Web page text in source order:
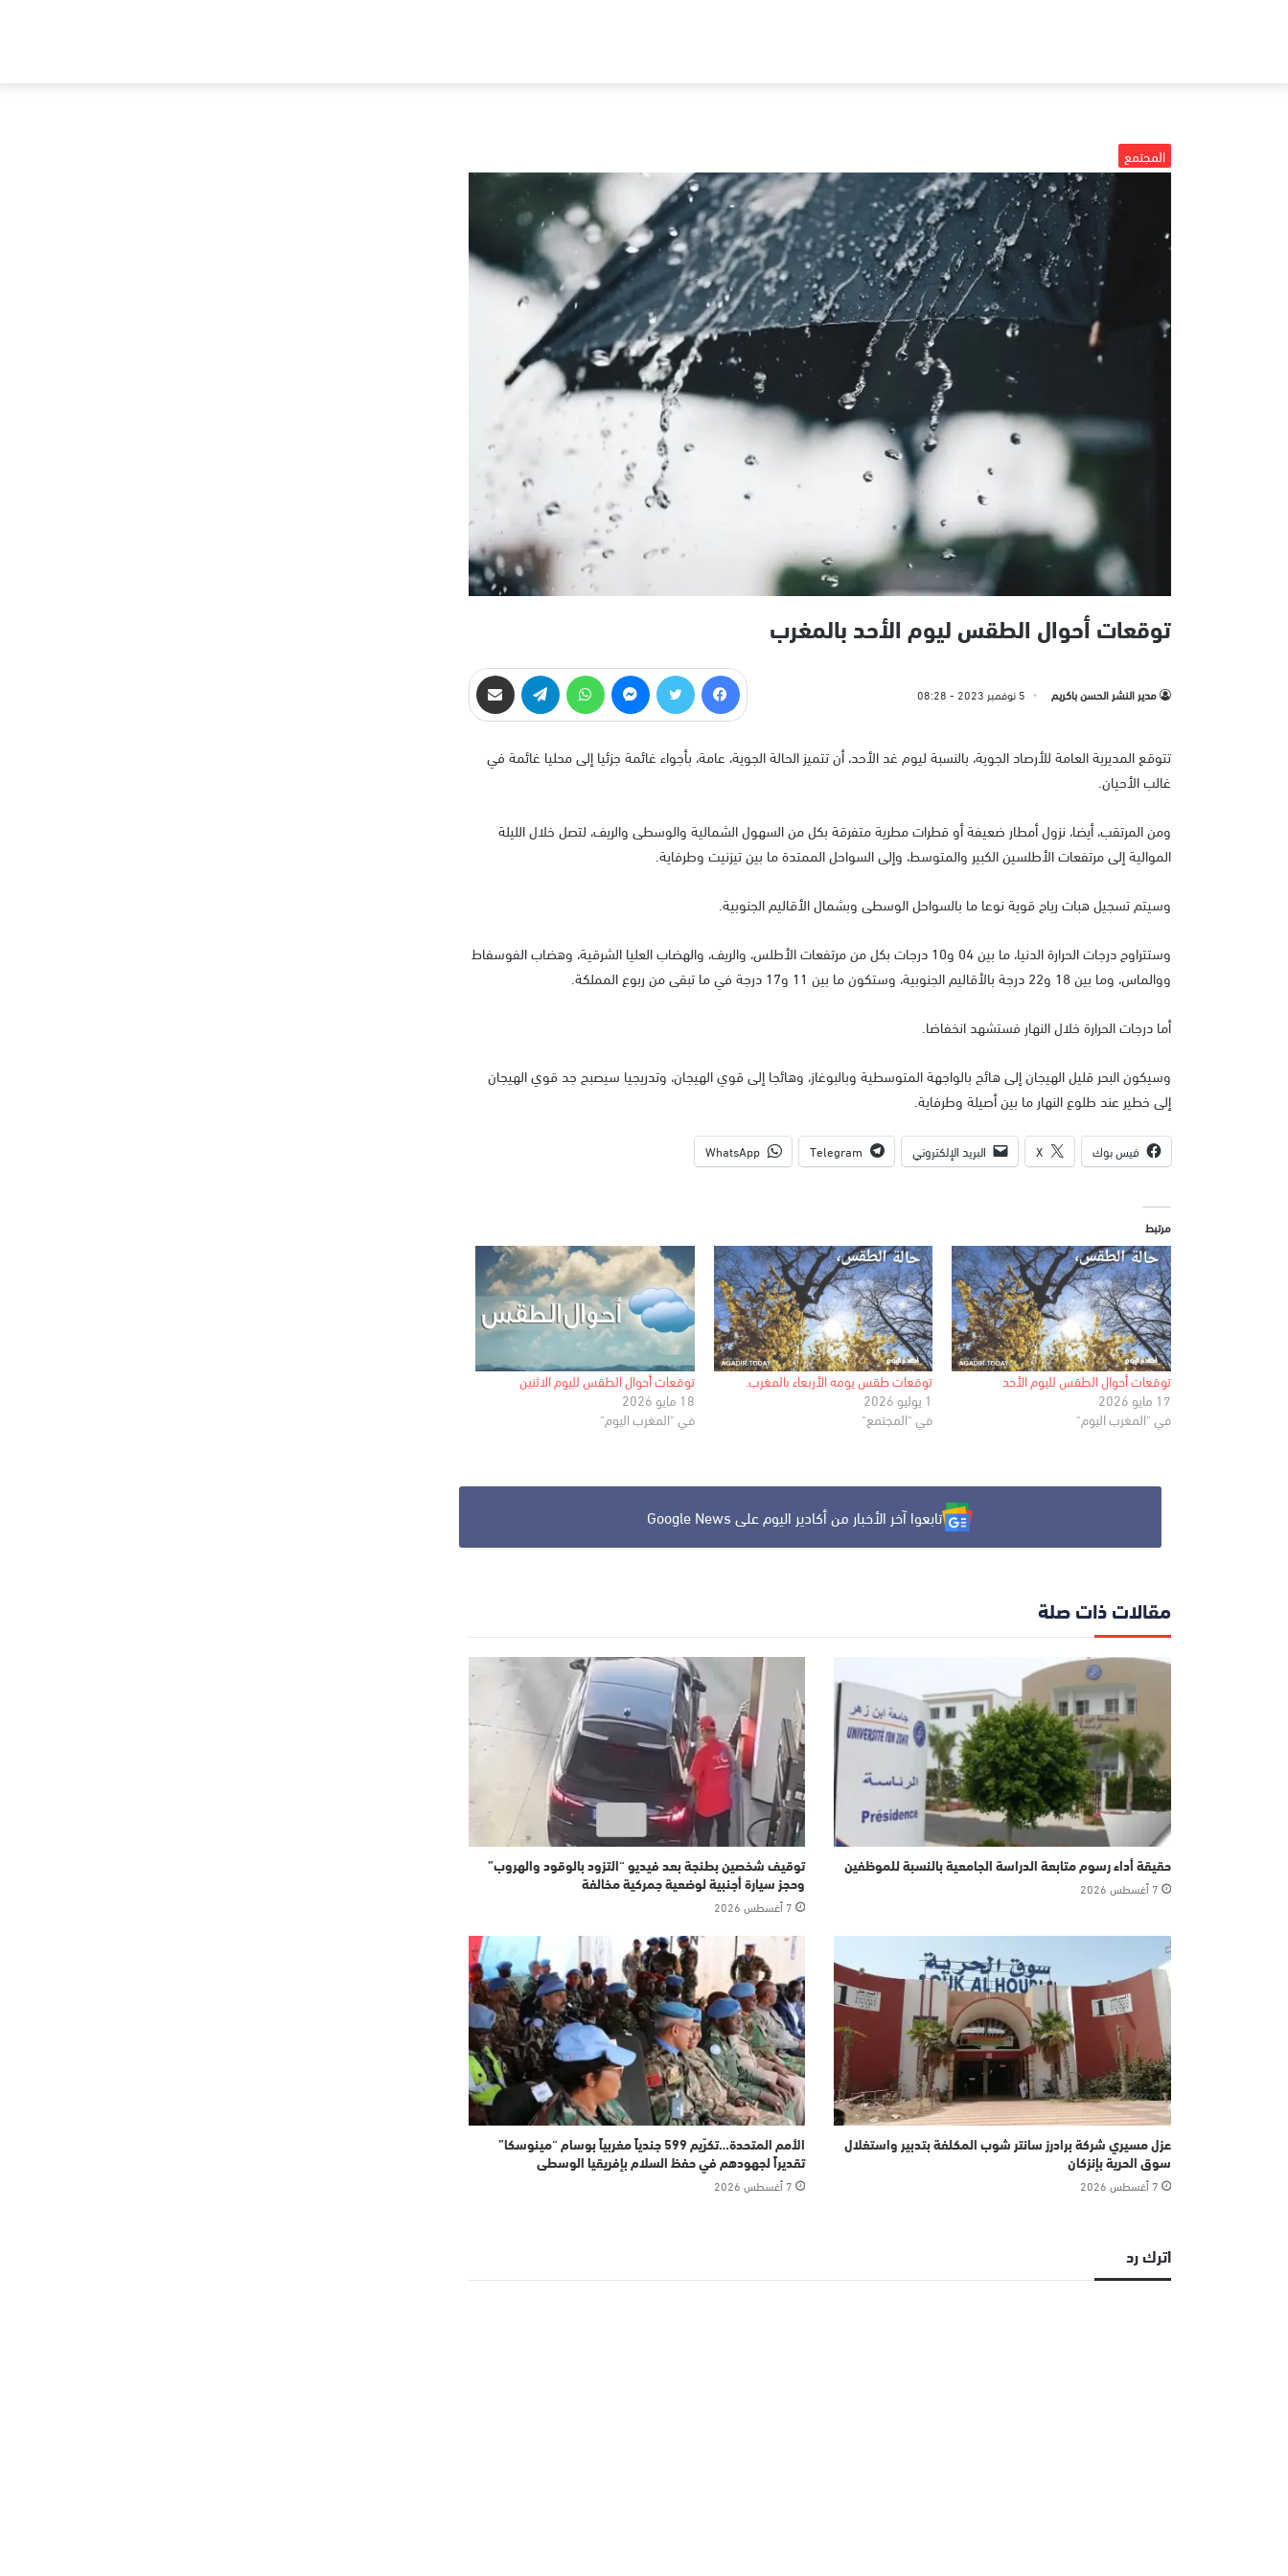
المجتمع
توقعات أحوال الطقس ليوم الأحد بالمغرب
مدير النشر الحسن باكريم 5 نوفمبر 2023 - 08:28
فيسبوكتويتر ماسنجر واتساب تيلقرام مشاركة عبر البريد
تتوقع المديرية العامة للأرصاد الجوية، بالنسبة ليوم غد الأحد، أن تتميز الحالة الجوية، عامة، بأجواء غائمة جزئيا إلى محليا غائمة في
غالب الأحيان.
ومن المرتقب، أيضا، نزول أمطار ضعيفة أو قطرات مطرية متفرقة بكل من السهول الشمالية والوسطى والريف، لتصل خلال الليلة
الموالية إلى مرتفعات الأطلسين الكبير والمتوسط، وإلى السواحل الممتدة ما بين تيزنيت وطرفاية.
وسيتم تسجيل هبات رياح قوية نوعا ما بالسواحل الوسطى وبشمال الأقاليم الجنوبية.
وستتراوح درجات الحرارة الدنيا، ما بين 04 و10 درجات بكل من مرتفعات الأطلس، والريف، والهضاب العليا الشرقية، وهضاب الفوسفاط
ووالماس، وما بين 18 و22 درجة بالأقاليم الجنوبية، وستكون ما بين 11 و17 درجة في ما تبقى من ربوع المملكة.
أما درجات الحرارة خلال النهار فستشهد انخفاضا.
وسيكون البحر قليل الهيجان إلى هائج بالواجهة المتوسطية وبالبوغاز، وهائجا إلى قوي الهيجان، وتدريجيا سيصبح جد قوي الهيجان
إلى خطير عند طلوع النهار ما بين أصيلة وطرفاية.
فيس بوك X البريد الإلكتروني Telegram
WhatsApp
مرتبط
توقعات أحوال الطقس لليوم الأحد
17 مايو 2026
في "المغرب اليوم"
توقعات طقس يومه الأربعاء بالمغرب.
1 يوليو 2026
في "المجتمع"
توقعات أحوال الطقس لليوم الاثنين
18 مايو 2026
في "المغرب اليوم"
تابعوا آخر الأخبار من أكادير اليوم على Google News
مقالات ذات صلة
حقيقة أداء رسوم متابعة الدراسة الجامعية بالنسبة للموظفين
7 أغسطس 2026
توقيف شخصين بطنجة بعد فيديو “التزود بالوقود والهروب”
وحجز سيارة أجنبية لوضعية جمركية مخالفة
7 أغسطس 2026
عزل مسيري شركة برادرز سانتر شوب المكلفة بتدبير واستغلال
سوق الحرية بإنزكان
7 أغسطس 2026
الأمم المتحدة…تكرّيم 599 جندياً مغربياً بوسام “مينوسكا”
تقديراً لجهودهم في حفظ السلام بإفريقيا الوسطى
7 أغسطس 2026
اترك رد